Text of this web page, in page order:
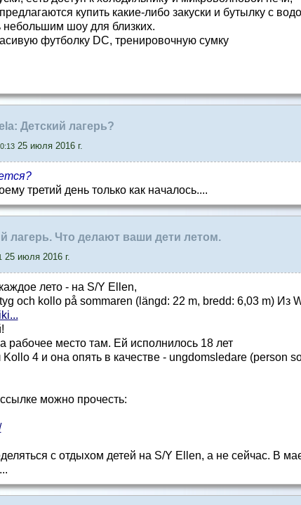
купить какие-либо закуски и бутылку с
небольшим шоу для близких.
футболку DC, тренировочную сумку
Детский лагерь?
25 июля 2016 г.
третий день только как началось....
лагерь. Что делают ваши дети летом.
25 июля 2016 г.
лето - на S/Y Ellen,
och kollo på sommaren (längd: 22 m, bredd: 6,03 m) Из
рабочее место там. Ей исполнилось 18 лет
4 и она опять в качестве - ungdomsledare (person
можно прочесть:
с отдыхом детей на S/Y Ellen, а не сейчас. В